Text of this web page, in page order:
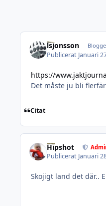
lsjonsson
Publicerat Januari
https://
Det måste ju bli
Citat
Hipshot
Publicerat Januari
Skojigt land det där..